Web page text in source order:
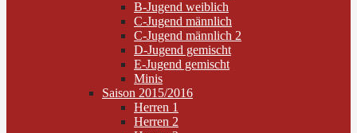
B-Jugend weiblich
C-Jugend männlich
C-Jugend männlich 2
D-Jugend gemischt
E-Jugend gemischt
Minis
Saison 2015/2016
Herren 1
Herren 2